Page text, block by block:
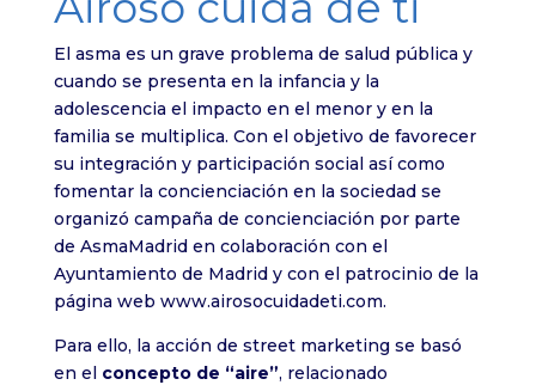
El asma es un grave problema de salud pública y
cuando se presenta en la infancia y la
adolescencia el impacto en el menor y en la
familia se multiplica. Con el objetivo de favorecer
su integración y participación social así como
fomentar la concienciación en la sociedad se
organizó campaña de concienciación por parte
de AsmaMadrid en colaboración con el
Ayuntamiento de Madrid y con el patrocinio de la
página web www.airosocuidadeti.com.
Para ello, la acción de street marketing se basó
en el concepto de “aire”, relacionado